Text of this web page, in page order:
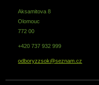
Aksamitova 8
Olomouc
772 00
+420 737 932 999
odboryzzsok@seznam.cz